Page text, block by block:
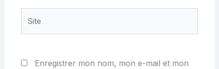
Enregistrer mon nom, mon e-mail et mon